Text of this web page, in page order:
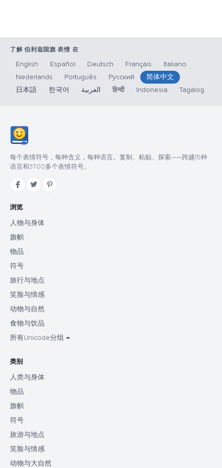
了解 伯利兹国旗 表情 在
English Español Deutsch Français
Italiano
Nederlands
Português Русский
简体中文
日本語
한국어 العربية हिन्दी Indonesia Tagalog
每个表情符号，每种含义，每种语言。复制、粘贴、探索——跨越15种
语言和3700多个表情符号。
浏览
人物与身体
旗帜
物品
符号
旅行与地点
笑脸与情感
动物与自然
食物与饮品
所有Unicode分组 →
类别
人类与身体
物品
旗帜
符号
旅游与地点
笑脸与情感
动物与大自然